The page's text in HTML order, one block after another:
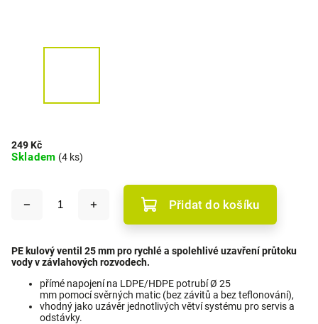
249 Kč
Skladem (4 ks)
Přidat do košíku
PE kulový ventil 25 mm pro rychlé a spolehlivé uzavření průtoku
vody v závlahových rozvodech.
přímé napojení na LDPE/HDPE potrubí Ø 25
mm pomocí svěrných matic (bez závitů a bez teflonování),
vhodný jako uzávěr jednotlivých větví systému pro servis a
odstávky.